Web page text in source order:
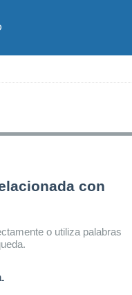
con
o utiliza palabras